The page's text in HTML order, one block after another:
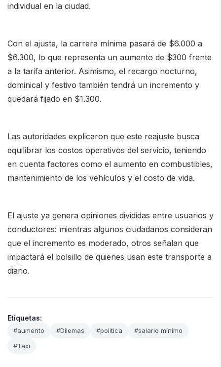
individual en la ciudad.
Con el ajuste, la carrera mínima pasará de $6.000 a
$6.300, lo que representa un aumento de $300 frente
a la tarifa anterior. Asimismo, el recargo nocturno,
dominical y festivo también tendrá un incremento y
quedará fijado en $1.300.
Las autoridades explicaron que este reajuste busca
equilibrar los costos operativos del servicio, teniendo
en cuenta factores como el aumento en combustibles,
mantenimiento de los vehículos y el costo de vida.
El ajuste ya genera opiniones divididas entre usuarios y
conductores: mientras algunos ciudadanos consideran
que el incremento es moderado, otros señalan que
impactará el bolsillo de quienes usan este transporte a
diario.
Etiquetas:
#aumento #Dilemas #politica
#salario mínimo
#Taxi